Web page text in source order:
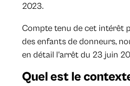
2023.
Compte tenu de cet intérêt
des enfants de donneurs,
en détail l'arrêt du 23 juin
Quel est le